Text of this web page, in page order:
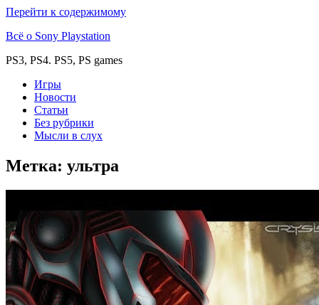
Перейти к содержимому
Всё о Sony Playstation
PS3, PS4. PS5, PS games
Игры
Новости
Статьи
Без рубрики
Мысли в слух
Метка: ультра